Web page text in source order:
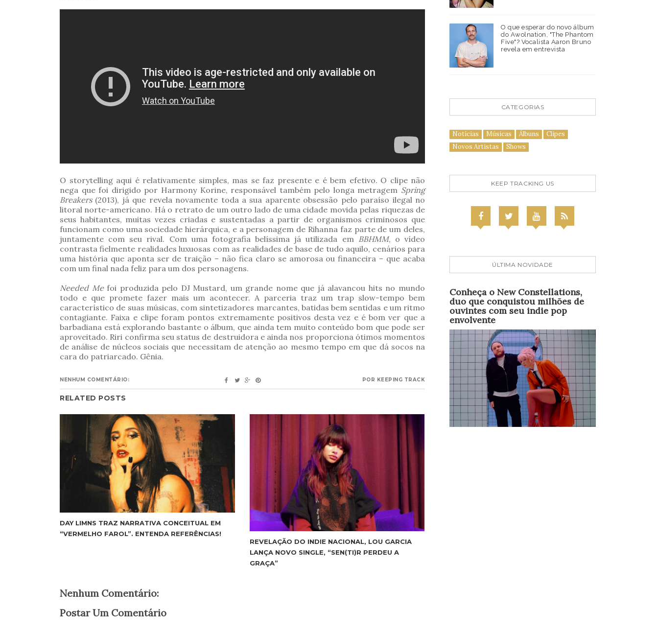
O storytelling aqui é relativamente simples, mas se faz presente e é bem efetivo. O clipe não
nega que foi dirigido por Harmony Korine, responsável também pelo longa metragem Spring
Breakers (2013), já que revela novamente toda a sua aparente obsessão pelo paraíso ilegal no
litoral norte-americano. Há o retrato de um outro lado de uma cidade movida pelas riquezas de
seus habitantes, muitas vezes criadas e sustentadas a partir de organismos criminosos que
funcionam como uma sociedade hierárquica, e a personagem de Rihanna faz parte de um deles,
juntamente com seu rival. Com uma fotografia belíssima já utilizada em BBHMM, o vídeo
contrasta fielmente realidades luxuosas com as realidades de base de tudo aquilo, cenários para
uma história que aponta ser de traição – não fica claro se amorosa ou financeira – que acaba
com um final nada feliz para um dos personagens.
Needed Mefoi produzida pelo DJ Mustard, um grande nome que já alavancou hits no mundo
todo e que promete fazer mais um acontecer. A parceria traz um trap slow-tempo bem
característico de suas músicas, com sintetizadores marcantes, batidas bem sentidas e um ritmo
contagiante. Faixa e clipe foram pontos extremamente positivos desta vez e é bom ver que a
barbadiana está explorando bastante o álbum, que ainda tem muito conteúdo bom que pode ser
aproveitado. Riri confirma seu status de destruidora e ainda nos proporciona ótimos momentos
de análise de núcleos sociais que necessitam de atenção ao mesmo tempo em que dá socos na
cara do patriarcado. Gênia.
NENHUM COMENTÁRIO: POR KEEPING TRACK
RELATED POSTS
DAY LIMNS TRAZ NARRATIVA CONCEITUAL EM
“VERMELHO FAROL”. ENTENDA REFERÊNCIAS!
REVELAÇÃO DO INDIE NACIONAL, LOU GARCIA
LANÇA NOVO SINGLE, “SEN(TI)R PERDEU A
GRAÇA”
Nenhum Comentário:
Postar Um Comentário
O que esperar do novo álbum
do Awolnation, "The Phantom
Five"? Vocalista Aaron Bruno
revela em entrevista
CATEGORIAS
Notícias Músicas Álbuns
Clipes
Novos Artistas
Shows
KEEP TRACKING US
ÚLTIMA NOVIDADE
Conheça o New Constellations,
duo que conquistou milhões de
ouvintes com seu indie pop
envolvente